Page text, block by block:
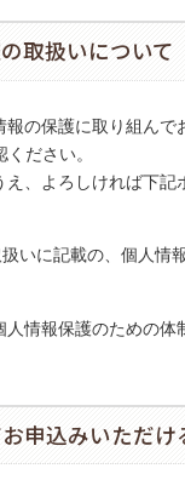
取扱いについて
の保護に取り組んで
ください。
え、よろしければ下記
いに記載の、個人情
人情報保護のための体
申込みいただけ